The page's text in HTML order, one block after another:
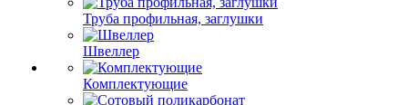
Труба профильная, заглушки
Швеллер
Комплектующие